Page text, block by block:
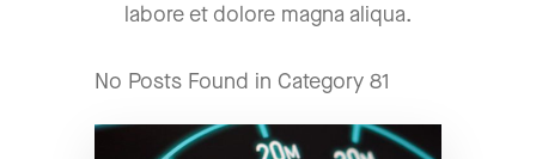
labore et dolore magna aliqua.
No Posts Found in Category 81